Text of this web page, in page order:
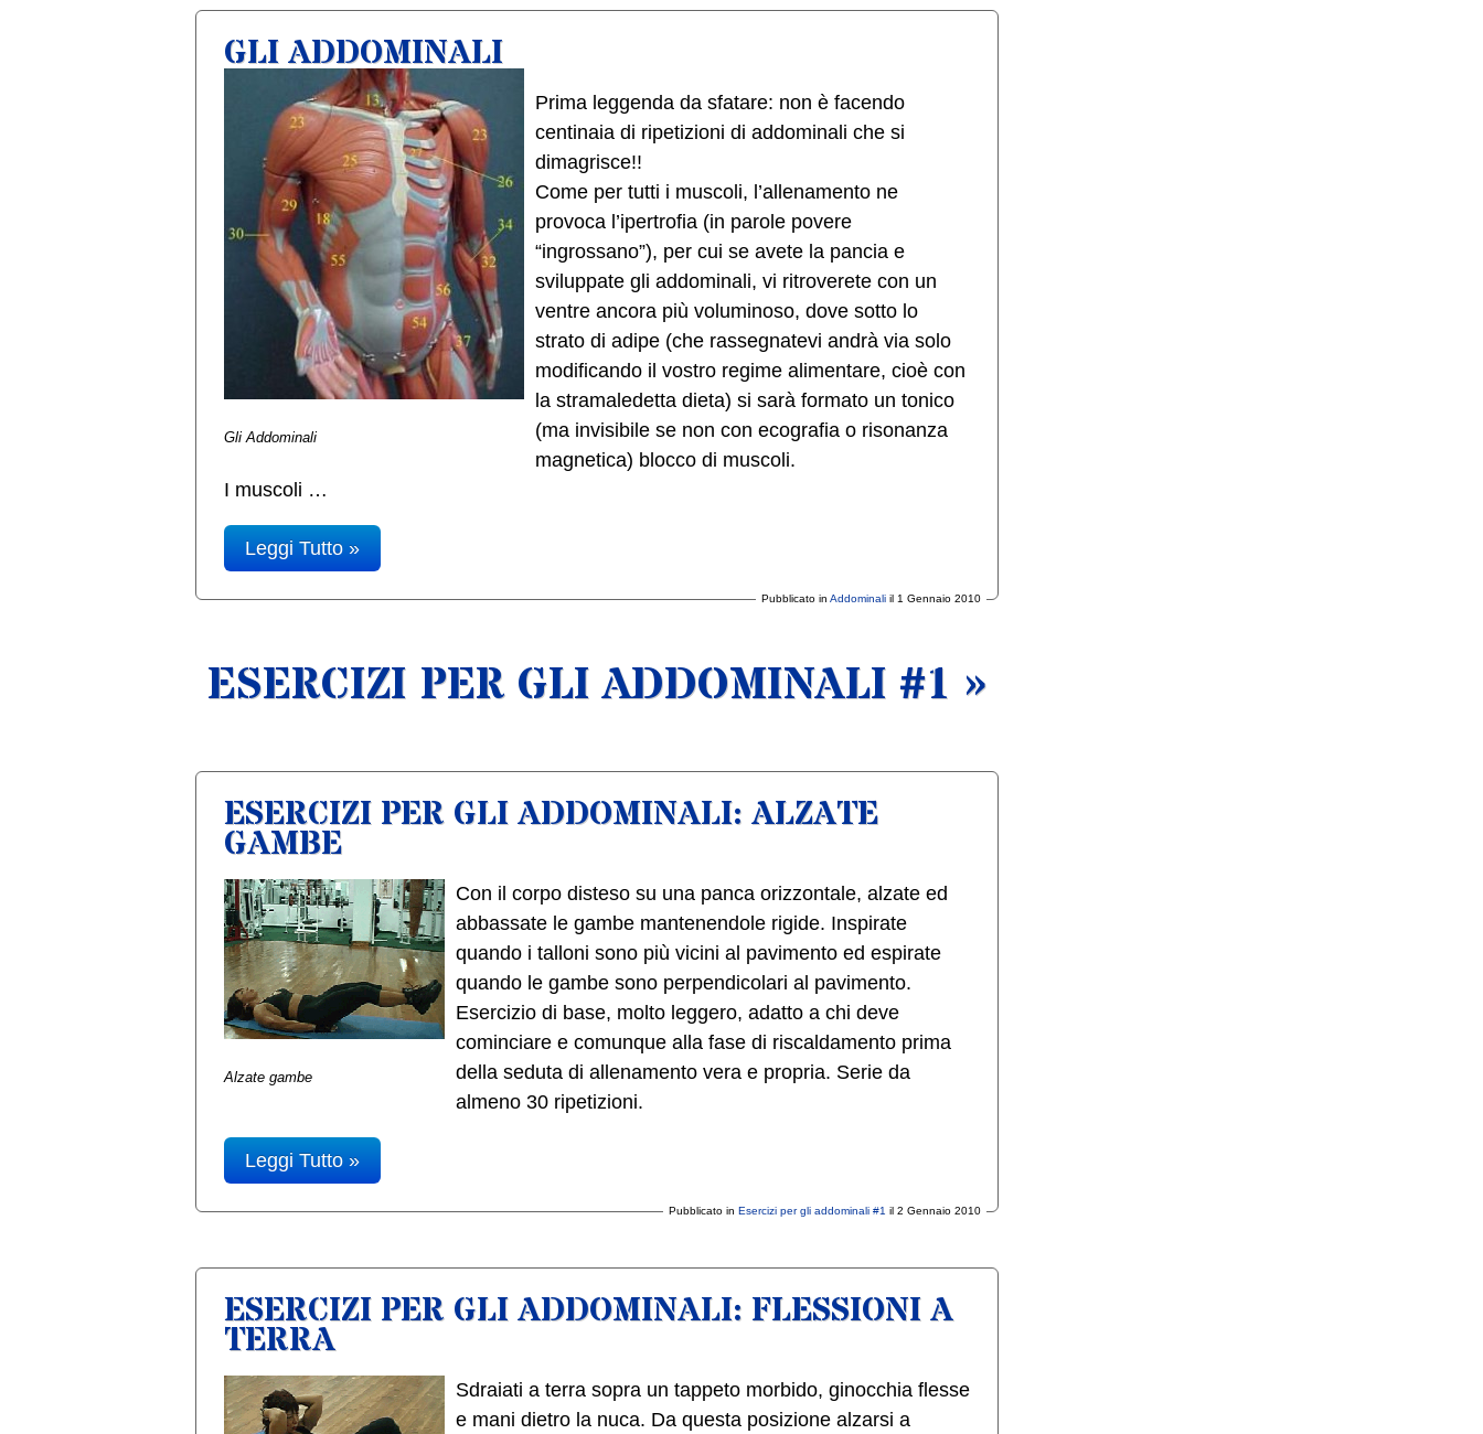
GLI ADDOMINALI
Gli Addominali
Prima leggenda da sfatare: non è facendo
centinaia di ripetizioni di addominali che si
dimagrisce!!
Come per tutti i muscoli, l’allenamento ne
provoca l’ipertrofia (in parole povere
“ingrossano”), per cui se avete la pancia e
sviluppate gli addominali, vi ritroverete con un
ventre ancora più voluminoso, dove sotto lo
strato di adipe (che rassegnatevi andrà via solo
modificando il vostro regime alimentare, cioè con
la stramaledetta dieta) si sarà formato un tonico
(ma invisibile se non con ecografia o risonanza
magnetica) blocco di muscoli.
I muscoli …
Leggi Tutto »
Pubblicato in Addominali il 1 Gennaio 2010
ESERCIZI PER GLI ADDOMINALI #1 »
ESERCIZI PER GLI ADDOMINALI: ALZATE
GAMBE
Alzate gambe
Con il corpo disteso su una panca orizzontale, alzate ed
abbassate le gambe mantenendole rigide. Inspirate
quando i talloni sono più vicini al pavimento ed espirate
quando le gambe sono perpendicolari al pavimento.
Esercizio di base, molto leggero, adatto a chi deve
cominciare e comunque alla fase di riscaldamento prima
della seduta di allenamento vera e propria. Serie da
almeno 30 ripetizioni.
Leggi Tutto »
Pubblicato in Esercizi per gli addominali #1 il 2 Gennaio 2010
ESERCIZI PER GLI ADDOMINALI: FLESSIONI A
TERRA
Sdraiati a terra sopra un tappeto morbido, ginocchia flesse
e mani dietro la nuca. Da questa posizione alzarsi a